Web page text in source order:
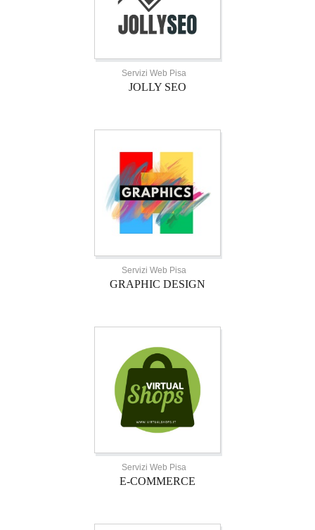
Servizi Web Pisa
JOLLY SEO
Servizi Web Pisa
GRAPHIC DESIGN
Servizi Web Pisa
E-COMMERCE